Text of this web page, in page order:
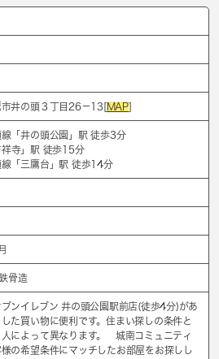
市井の頭３丁目26－13[MAP]
「井の頭公園 」駅 徒歩3分
祥寺」駅 徒歩15分
「 三鷹台 」駅 徒歩14分
骨造
ンイレブン 井の頭公園駅前店(徒歩4分)があ
た買い物に便利です。住まい探しの条件と
人によって異なります。 城南コミュニティ
の希望条件にマッチしたお部屋をお探しし